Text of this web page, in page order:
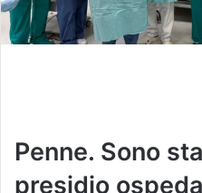
Penne. Sono
presidio